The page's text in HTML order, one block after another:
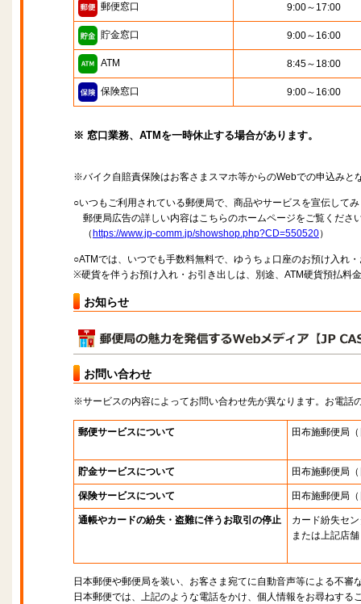
郵便窓口 9:00～17:00
貯金窓口 9:00～16:00
ATM 8:45～18:00
保険窓口 9:00～16:00
※ 窓口業務、ATMを一時休止する場合があります。
※バイク自賠責保険はお客さまスマホ等からのWebでの申込みと
○いつもご利用されている郵便局で、商品やサービスを宣伝して
郵便局広告の詳しい内容はこちらのホームページをご覧くださ
（ https://www.jp-comm.jp/showshop.php?CD=550520）
○ATMでは、いつでも手数料無料で、ゆうちょ口座のお預け入れ
※硬貨を伴うお預け入れ・お引き出しは、別途、ATM硬貨預払料
お知らせ
お問い合わせ
※サービスの内容によってお問い合わせ先が異なります。お電話
郵便サービスについて 田布施郵便局
貯金サービスについて 田布施郵便局
保険サービスについて 田布施郵便局
通帳やカードの紛失・盗難に伴うお取引の停止
カード紛失セ
または上記店舗
日本郵便や郵便局を装い、お客さま宛てに自動音声等による不審
日本郵便では、上記のような電話をかけ、個人情報をお尋ねする